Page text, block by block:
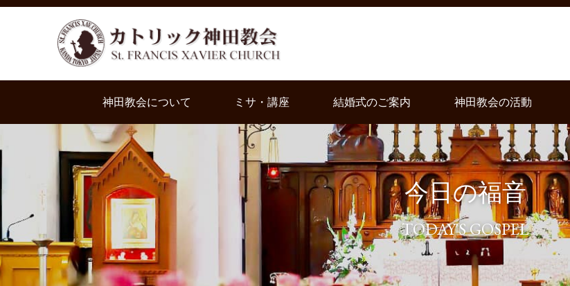
神田教会について ミサ・講座 結婚式のご案内 神田教会の活動
今日の福音
TODAY'S GOSPEL